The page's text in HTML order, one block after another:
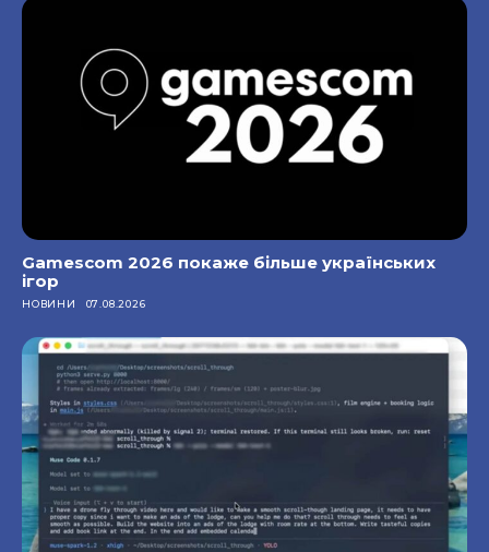
Gamescom 2026 покаже більше українських
ігор
НОВИНИ 07.08.2026